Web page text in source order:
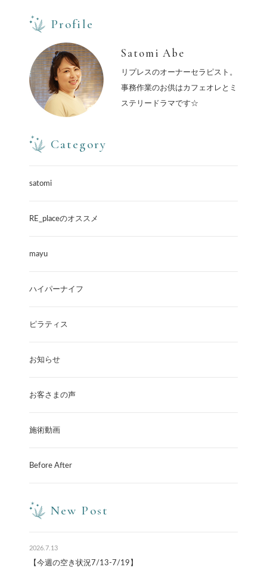
Profile
Satomi Abe
リプレスのオーナーセラピスト。
事務作業のお供はカフェオレとミ
ステリードラマです☆
Category
satomi
RE_placeのオススメ
mayu
ハイパーナイフ
ピラティス
お知らせ
お客さまの声
施術動画
Before After
New Post
2026.7.13
【今週の空き状況7/13-7/19】